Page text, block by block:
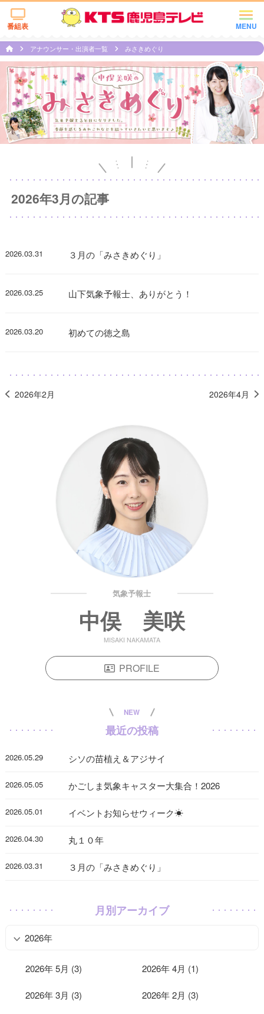
MENU
番組表
アナウンサー・出演者一覧 みさきめぐり
2026年3月の記事
2026.03.31 ３月の「みさきめぐり」
2026.03.25 山下気象予報士、ありがとう！
2026.03.20 初めての徳之島
2026年2月 2026年4月
気象予報士
中俣 美咲
MISAKI NAKAMATA
PROFILE
NEW
最近の投稿
2026.05.29 シソの苗植え＆アジサイ
2026.05.05 かごしま気象キャスター大集合！2026
2026.05.01 イベントお知らせウィーク☀
2026.04.30 丸１０年
2026.03.31 ３月の「みさきめぐり」
月別アーカイブ
2026年
2026年 5月 (3) 2026年 4月 (1)
2026年 3月 (3) 2026年 2月 (3)